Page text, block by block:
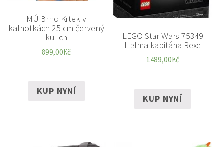
MÚ Brno Krtek v
kalhotkách 25 cm červený
kulich
899,00Kč
KUP NYNÍ
LEGO Star Wars 75349
Helma kapitána Rexe
1489,00Kč
KUP NYNÍ